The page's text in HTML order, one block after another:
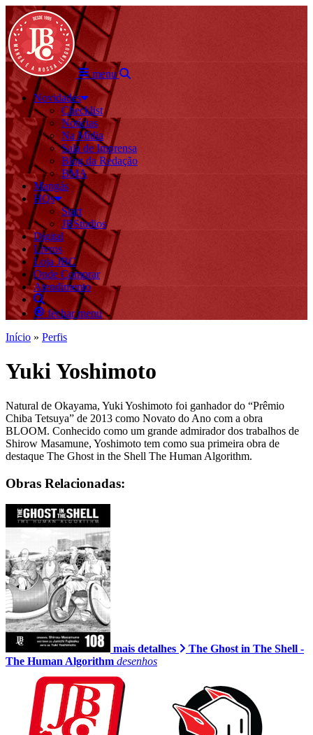
menu
Novidades
Checklist
Notícias
Na Mídia
Sala de Imprensa
Blog da Redação
BMA
Mangás
HQs
Start
JBStudios
Digital
Livros
Loja JBC
Onde Comprar
Atendimento
fechar menu
Início » Perfis
Yuki Yoshimoto
Natural de Okayama, Yuki Yoshimoto foi ganhador do “Prêmio
Chiba Tetsuya” de 2013 como Novato do Ano com a obra
BLOOM. Conhecido como um grande admirador dos trabalhos de
Shirow Masamune, Yoshimoto tem como sua primeira obra de
destaque The Ghost in the Shell The Human Algorithm.
Obras Relacionadas:
mais detalhes
The Ghost in The Shell -
The Human Algorithm desenhos